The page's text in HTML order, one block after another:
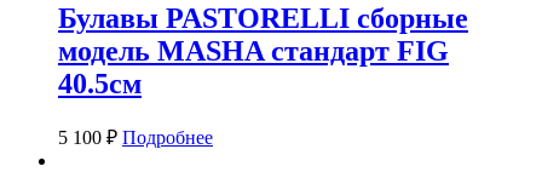
Булавы PASTORELLI сборные
модель MASHA стандарт FIG
40.5см
5 100 ₽ Подробнее